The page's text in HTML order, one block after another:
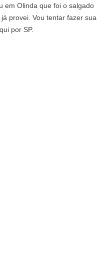
em Olinda que foi o salgado
provei. Vou tentar fazer sua
por SP.